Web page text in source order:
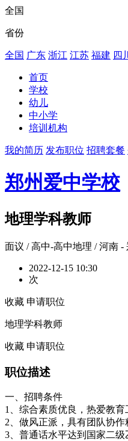
全国
省份
全国 广东 浙江 江苏 福建 四川
首页
学校
幼儿
中小学
培训机构
我的简历 发布职位 招聘套餐
郑州爱中学校
地理学科教师
面议 / 高中-高中地理 / 河南 -
2022-12-15 10:30
次
收藏 申请职位
地理学科教师
收藏 申请职位
职位描述
一、招聘条件
1、综合素质优良，热爱教
2、做风正派，具有团队协作
3、普通话水平达到国家二